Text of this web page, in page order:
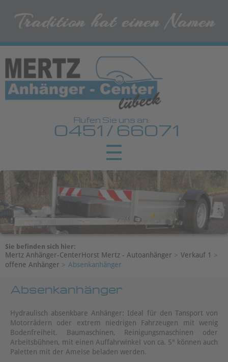
Rufen Sie uns an:
0451 / 66071
Sie befinden sich hier:
Mertz Anhänger-CenterHorst Mertz - Autoanhänger > Verkauf 1 >
offene Anhänger > Absenkanhänger
Absenkanhänger
Hydraulisch absenkbare Anhänger: Ideal für den Tansport von
Motorrädern oder extrem niedrigen Fahrzeugen mit wenig
Bodenfreiheit. Baumaschinen, Reinigungsmaschinen oder
Arbeitsbühnen, mit einen Auffahrwinkel von ca. 5° können auch
Paletten mit der Ameise beladen werden.